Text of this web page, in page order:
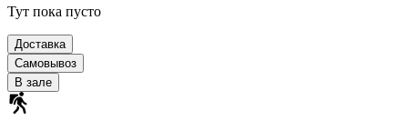
Тут пока пусто
Доставка
Самовывоз
В зале